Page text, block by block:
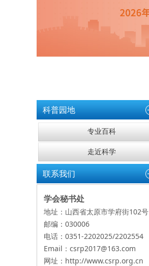
科普园地
联系我们
学会秘书处
地址：山西省太原市学府街102号
邮编：030006
电话：0351-2202025/2202554
Email：csrp2017@163.com
网址： http://www.csrp.org.cn
专业百科
走近科学